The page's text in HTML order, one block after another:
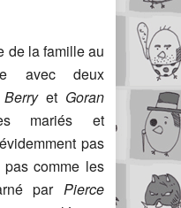
de la famille au
avec deux
et Goran
mariés et
pas
comme les
parPierce